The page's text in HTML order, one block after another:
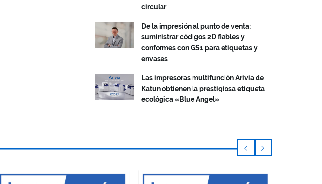
circular
De la impresión al punto de venta:
suministrar códigos 2D fiables y
conformes con GS1 para etiquetas y
envases
Las impresoras multifunción Arivia de
Katun obtienen la prestigiosa etiqueta
ecológica «Blue Angel»